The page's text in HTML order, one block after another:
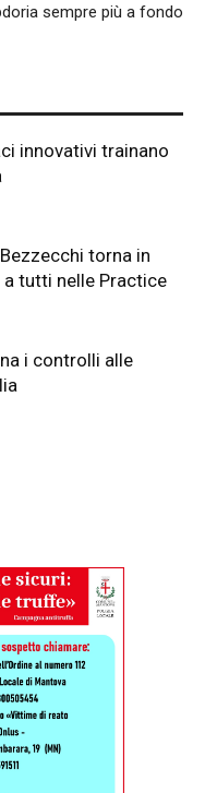
sempre più a fondo
innovativi trainano
torna in
tutti nelle Practice
i controlli alle